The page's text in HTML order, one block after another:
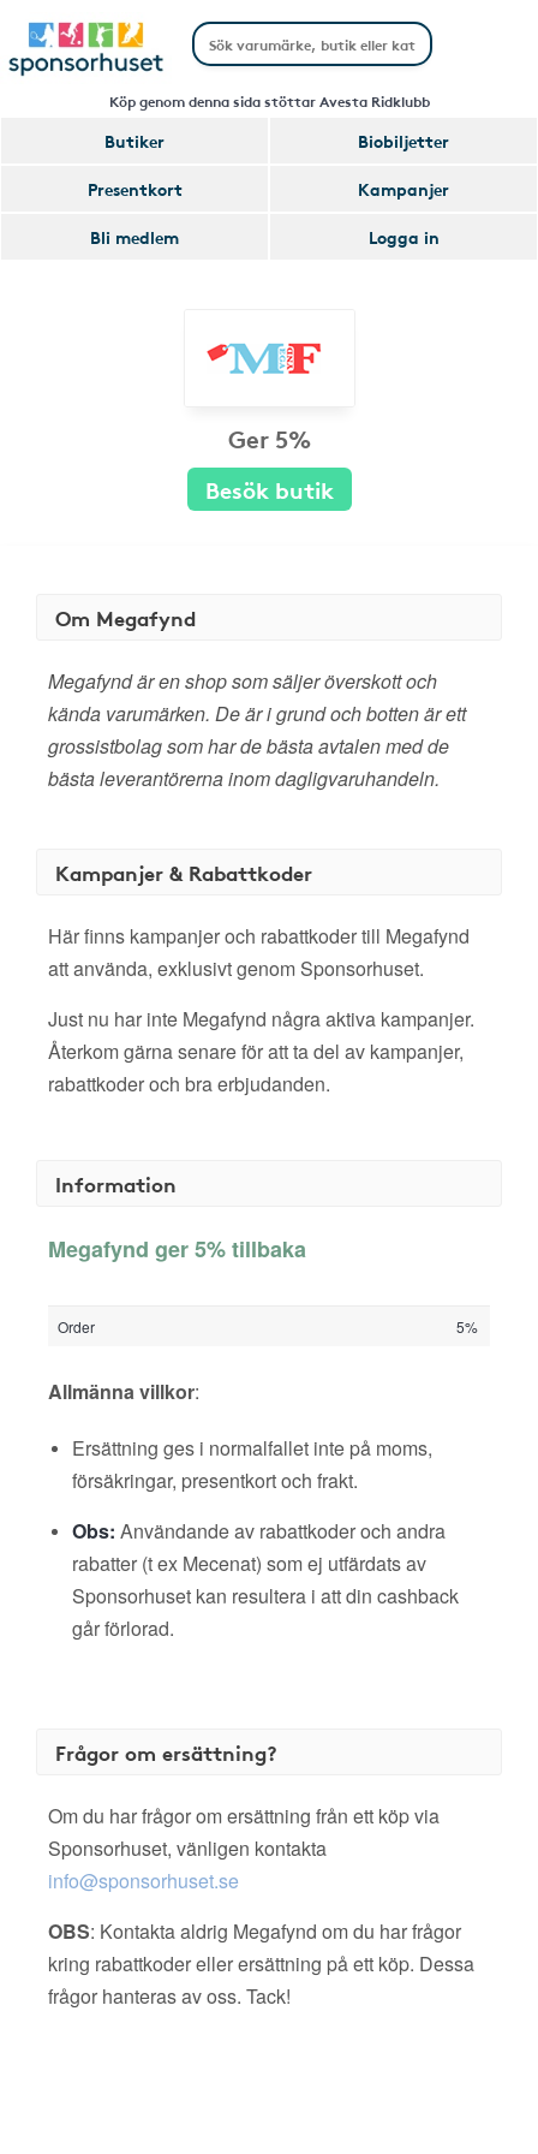
Köp genom denna sida stöttar Avesta Ridklubb
Butiker
Biobiljetter
Presentkort
Kampanjer
Bli medlem
Logga in
Ger 5%
Besök butik
Om Megafynd
Megafynd är en shop som säljer överskott och
kända varumärken. De är i grund och botten är ett
grossistbolag som har de bästa avtalen med de
bästa leverantörerna inom dagligvaruhandeln.
Kampanjer & Rabattkoder
Här finns kampanjer och rabattkoder till Megafynd
att använda, exklusivt genom Sponsorhuset.
Just nu har inte Megafynd några aktiva kampanjer.
Återkom gärna senare för att ta del av kampanjer,
rabattkoder och bra erbjudanden.
Information
Megafynd ger 5% tillbaka
Order 5%
Allmänna villkor:
Ersättning ges i normalfallet inte på moms,
försäkringar, presentkort och frakt.
Obs: Användande av rabattkoder och andra
rabatter (t ex Mecenat) som ej utfärdats av
Sponsorhuset kan resultera i att din cashback
går förlorad.
Frågor om ersättning?
Om du har frågor om ersättning från ett köp via
Sponsorhuset, vänligen kontakta
info@sponsorhuset.se
OBS: Kontakta aldrig Megafynd om du har frågor
kring rabattkoder eller ersättning på ett köp. Dessa
frågor hanteras av oss. Tack!